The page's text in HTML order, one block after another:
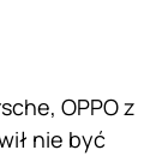
OPPO z
nie być